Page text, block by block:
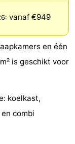
: vanaf €949
en één
is geschikt voor
koelkast,
combi